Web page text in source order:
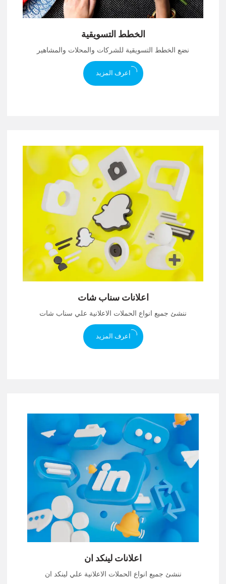
الخطط التسويقية
نضع الخطط التسويقية للشركات والمحلات والمشاهير
اعرف المزيد
اعلانات سناب شات
ننشئ جميع انواع الحملات الاعلانية علي سناب شات
اعرف المزيد
اعلانات لينكد ان
ننشئ جميع انواع الحملات الاعلانية علي لينكد ان